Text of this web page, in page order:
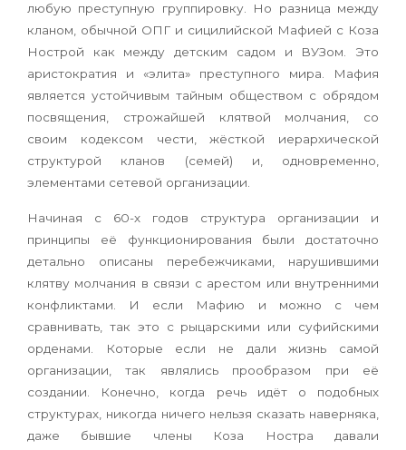
любую преступную группировку. Но разница между
кланом, обычной ОПГ и сицилийской Мафией с Коза
Нострой как между детским садом и ВУЗом. Это
аристократия и «элита» преступного мира. Мафия
является устойчивым тайным обществом с обрядом
посвящения, строжайшей клятвой молчания, со
своим кодексом чести, жёсткой иерархической
структурой кланов (семей) и, одновременно,
элементами сетевой организации.
Начиная с 60-х годов структура организации и
принципы её функционирования были достаточно
детально описаны перебежчиками, нарушившими
клятву молчания в связи с арестом или внутренними
конфликтами. И если Мафию и можно с чем
сравнивать, так это с рыцарскими или суфийскими
орденами. Которые если не дали жизнь самой
организации, так являлись прообразом при её
создании. Конечно, когда речь идёт о подобных
структурах, никогда ничего нельзя сказать наверняка,
даже бывшие члены Коза Ностра давали